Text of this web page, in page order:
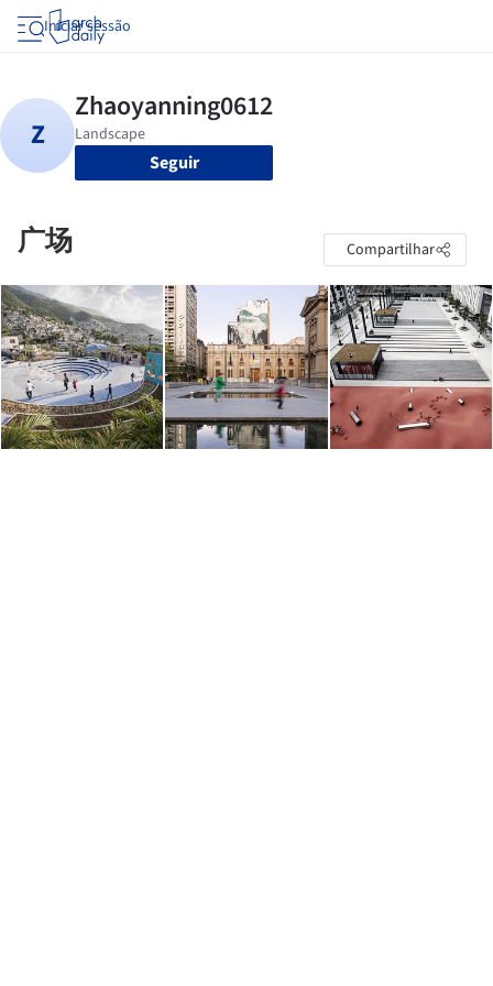
Iniciar sessão
Seguir
广场 Compartilhar